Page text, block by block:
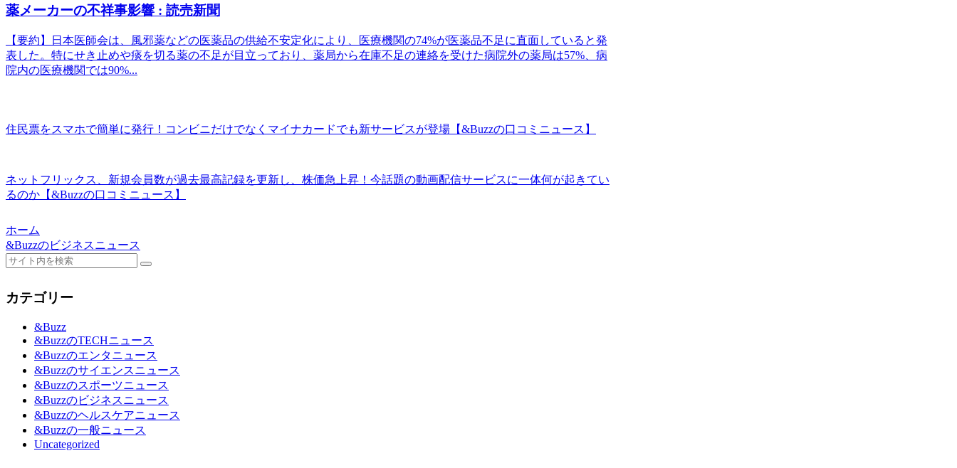
薬メーカーの不祥事影響 : 読売新聞
【要約】日本医師会は、風邪薬などの医薬品の供給不安定化により、医療機関の74%が医薬品不足に直面していると発
表した。特にせき止めや痰を切る薬の不足が目立っており、薬局から在庫不足の連絡を受けた病院外の薬局は57%、病
院内の医療機関では90%...
住民票をスマホで簡単に発行！コンビニだけでなくマイナカードでも新サービスが登場【&Buzzの口コミニュース】
ネットフリックス、新規会員数が過去最高記録を更新し、株価急上昇！今話題の動画配信サービスに一体何が起きてい
るのか【&Buzzの口コミニュース】
ホーム
&Buzzのビジネスニュース
カテゴリー
&Buzz
&BuzzのTECHニュース
&Buzzのエンタニュース
&Buzzのサイエンスニュース
&Buzzのスポーツニュース
&Buzzのビジネスニュース
&Buzzのヘルスケアニュース
&Buzzの一般ニュース
Uncategorized